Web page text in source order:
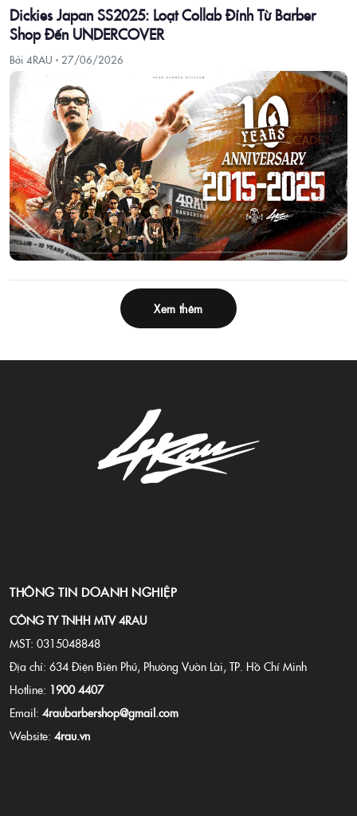
Dickies Japan SS2025: Loạt Collab Đỉnh Từ Barber
Shop Đến UNDERCOVER
Bởi 4RAU · 27/06/2026
Xem thêm
THÔNG TIN DOANH NGHIỆP
CÔNG TY TNHH MTV 4RAU
MST: 0315048848
Địa chỉ: 634 Điện Biên Phủ, Phường Vườn Lài, TP. Hồ Chí Minh
Hotline: 1900 4407
Email: 4raubarbershop@gmail.com
Website: 4rau.vn